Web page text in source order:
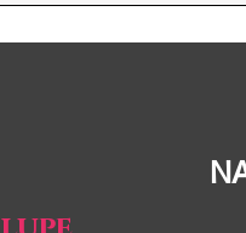
exigir derecho a la